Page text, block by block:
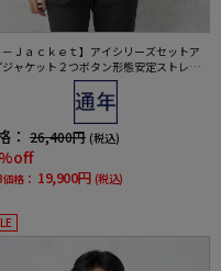
－Ｊａｃｋｅｔ】アイシリーズセットア
ジャケット２つボタン形態安定ストレッ
量ウォッシャブル通年
： 26,400円 (税込)
格： 19,900円 (税込)